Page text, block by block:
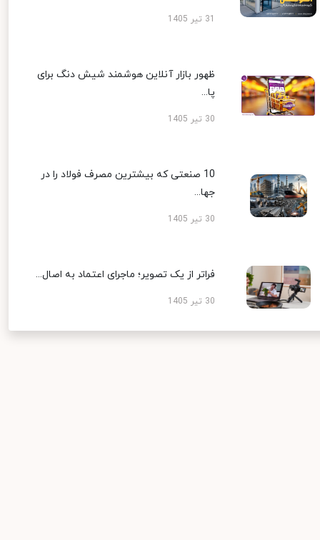
ظهور بازار آنلاین هوشمند شیش دنگ برای
پا...
30 تیر 1405
10 صنعتی که بیشترین مصرف فولاد را در
جها...
30 تیر 1405
فراتر از یک تصویر؛ ماجرای اعتماد به اصال...
30 تیر 1405